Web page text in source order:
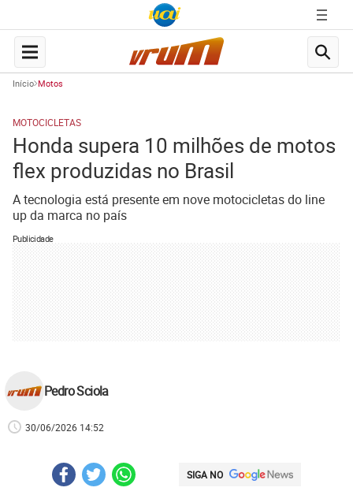
Início Motos
MOTOCICLETAS
Honda supera 10 milhões de motos
flex produzidas no Brasil
A tecnologia está presente em nove motocicletas do line
up da marca no país
Publicidade
Pedro Sciola
30/06/2026 14:52
SIGA NO